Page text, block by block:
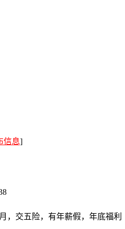
信息]
，交五险，有年薪假，年底福利